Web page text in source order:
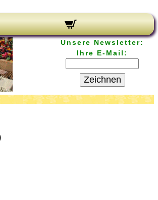
Unsere Newsletter:
Ihre E-Mail:
Zeichnen